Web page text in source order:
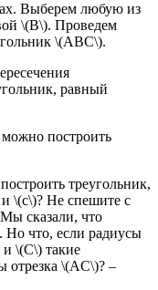
Выберем любую из
\(B\). Проведем
\(ABC\).
равный
можно построить
треугольник,
\(c\)? Не спешите с
сказали, что
Но что, если радиусы
\(C\) такие
отрезка \(AC\)? –